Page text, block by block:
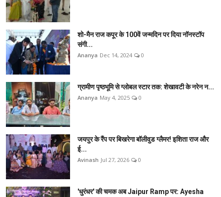
शो-मैन राज कपूर के 100वें जन्मदिन पर दिया नॉनस्टॉप
संगी...
Ananya Dec 14, 2024 0
ग्रामीण पृष्ठभूमि से ग्लोबल स्टार तक: शेखावटी के नरेन न...
Ananya May 4, 2025 0
जयपुर के रैंप पर बिखरेगा बॉलीवुड ग्लैमर! इशिता राज और
ई...
Avinash Jul 27, 2026 0
'धुरंधर' की चमक अब Jaipur Ramp पर: Ayesha